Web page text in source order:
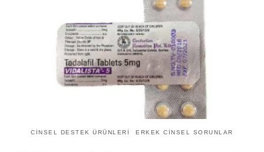
CINSEL DESTEK ÜRÜNLERI ERKEK CINSEL SORUNLAR